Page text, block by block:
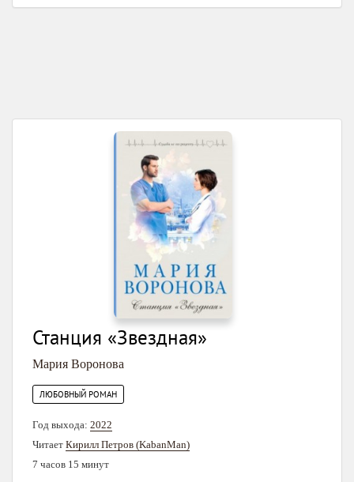
Станция «Звездная»
Мария Воронова
ЛЮБОВНЫЙ РОМАН
Год выхода: 2022
Читает Кирилл Петров (KabanMan)
7 часов 15 минут